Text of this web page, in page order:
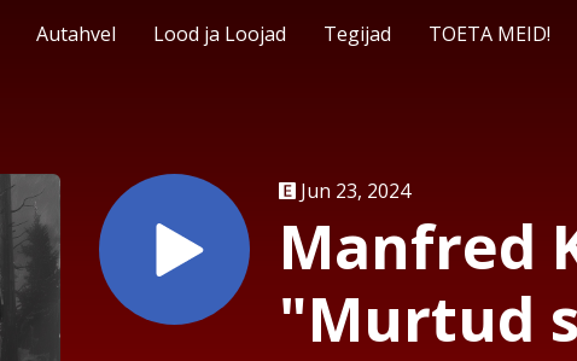
Autahvel Lood ja Loojad Tegijad TOETA MEID!
Jun 23, 2024
Manfred
"Murtud